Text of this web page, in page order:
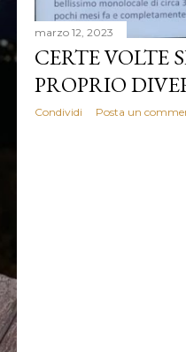
marzo 12, 2023
CERTE VOLTE
PROPRIO
Condividi Posta un